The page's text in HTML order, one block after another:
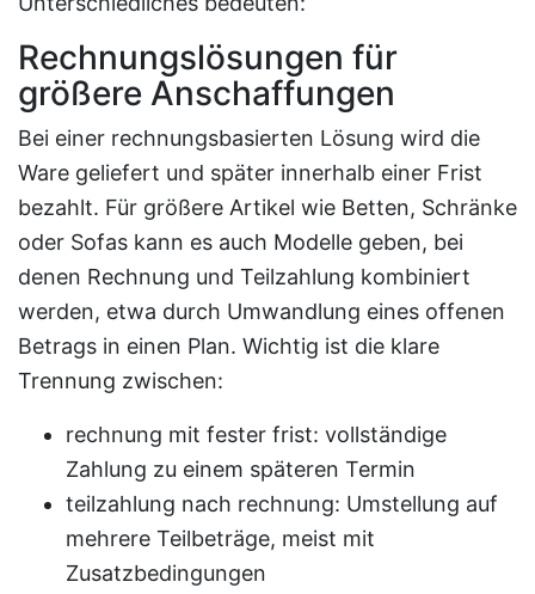
Rechnungslösungen für
größere Anschaffungen
Bei einer rechnungsbasierten Lösung wird die
Ware geliefert und später innerhalb einer Frist
bezahlt. Für größere Artikel wie Betten, Schränke
oder Sofas kann es auch Modelle geben, bei
denen Rechnung und Teilzahlung kombiniert
werden, etwa durch Umwandlung eines offenen
Betrags in einen Plan. Wichtig ist die klare
Trennung zwischen:
rechnung mit fester frist: vollständige
Zahlung zu einem späteren Termin
teilzahlung nach rechnung: Umstellung auf
mehrere Teilbeträge, meist mit
Zusatzbedingungen